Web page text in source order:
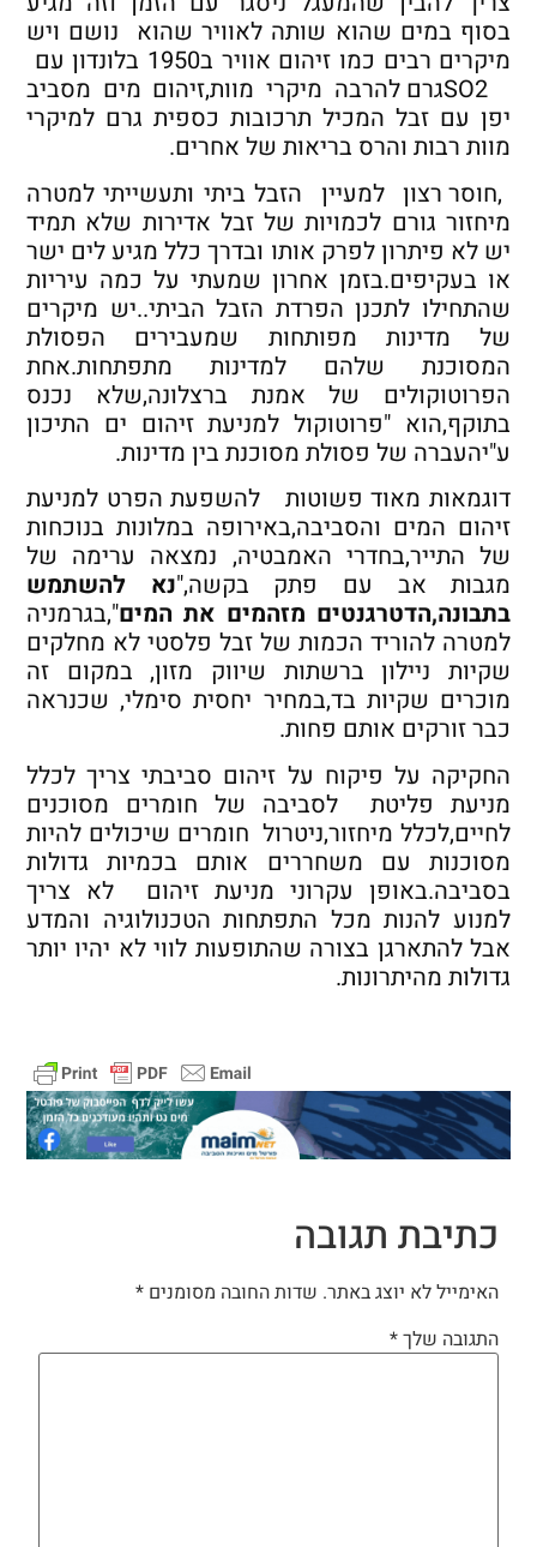
בסוף במים שהוא שותה לאוויר שהוא נושם ויש
מיקרים רבים כמו זיהום אוויר ב1950 בלונדון עם
SO2גרם להרבה מיקרי מוות,זיהום מים מסביב
יפן עם זבל המכיל תרכובות כספית גרם למיקרי
מוות רבות והרס בריאות של אחרים.
,חוסר רצון למעיין הזבל ביתי ותעשייתי למטרה
מיחזור גורם לכמויות של זבל אדירות שלא תמיד
יש לא פיתרון לפרק אותו ובדרך כלל מגיע לים ישר
או בעקיפים.בזמן אחרון שמעתי על כמה עיריות
שהתחילו לתכנן הפרדת הזבל הביתי..יש מיקרים
של מדינות מפותחות שמעבירים הפסולת
המסוכנת שלהם למדינות מתפתחות.אחת
הפרוטוקולים של אמנת ברצלונה,שלא נכנס
בתוקף,הוא "פרוטוקול למניעת זיהום ים התיכון
ע"יהעברה של פסולת מסוכנת בין מדינות.
דוגמאות מאוד פשוטות להשפעת הפרט למניעת
זיהום המים והסביבה,באירופה במלונות בנוכחות
של התייר,בחדרי האמבטיה, נמצאה ערימה של
מגבות אב עם פתק בקשה,"נא להשתמש
בתבונה,הדטרגנטים מזהמים את המים",בגרמניה
למטרה להוריד הכמות של זבל פלסטי לא מחלקים
שקיות ניילון ברשתות שיווק מזון, במקום זה
מוכרים שקיות בד,במחיר יחסית סימלי, שכנראה
כבר זורקים אותם פחות.
החקיקה על פיקוח על זיהום סביבתי צריך לכלל
מניעת פליטת לסביבה של חומרים מסוכנים
לחיים,לכלל מיחזור,ניטרול חומרים שיכולים להיות
מסוכנות עם משחררים אותם בכמיות גדולות
בסביבה.באופן עקרוני מניעת זיהום לא צריך
למנוע להנות מכל התפתחות הטכנולוגיה והמדע
אבל להתארגן בצורה שהתופעות לווי לא יהיו יותר
גדולות מהיתרונות.
כתיבת תגובה
האימייל לא יוצג באתר. שדות החובה מסומנים *
התגובה שלך*